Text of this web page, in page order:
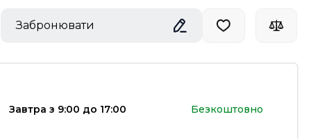
Забронювати
Завтра з 9:00 до 17:00 Безкоштовно